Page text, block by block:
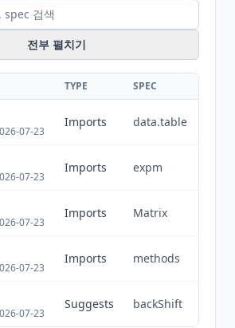
전부 펼치기
TYPE SPEC
07-23
Imports data.table
07-23
Imports expm
07-23
Imports Matrix
07-23
Imports methods
07-23
Suggests backShift